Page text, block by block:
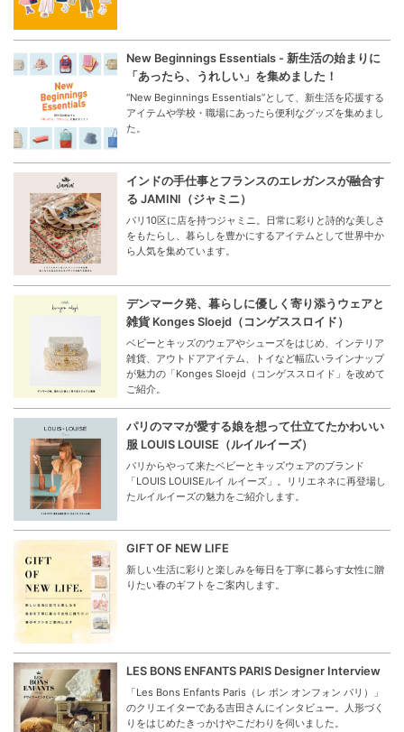
New Beginnings Essentials - 新生活の始まりに
「あったら、うれしい」を集めました！
“New Beginnings Essentials”として、新生活を応援する
アイテムや学校・職場にあったら便利なグッズを集めまし
た。
インドの手仕事とフランスのエレガンスが融合す
る JAMINI（ジャミニ）
パリ10区に店を持つジャミニ。日常に彩りと詩的な美しさ
をもたらし、暮らしを豊かにするアイテムとして世界中か
ら人気を集めています。
デンマーク発、暮らしに優しく寄り添うウェアと
雑貨 Konges Sloejd（コンゲススロイド）
ベビーとキッズのウェアやシューズをはじめ、インテリア
雑貨、アウトドアアイテム、トイなど幅広いラインナップ
が魅力の「Konges Sloejd（コンゲススロイド」を改めて
ご紹介。
パリのママが愛する娘を想って仕立てたかわいい
服 LOUIS LOUISE（ルイルイーズ）
パリからやって来たベビーとキッズウェアのブランド
「LOUIS LOUISEルイ ルイーズ」。リリエネネに再登場し
たルイルイーズの魅力をご紹介します。
GIFT OF NEW LIFE
新しい生活に彩りと楽しみを毎日を丁寧に暮らす女性に贈
りたい春のギフトをご案内します。
LES BONS ENFANTS PARIS Designer Interview
「Les Bons Enfants Paris（レ ボン オンフォン パリ）」
のクリエイターである吉田さんにインタビュー。人形づく
りをはじめたきっかけやこだわりを伺いました。